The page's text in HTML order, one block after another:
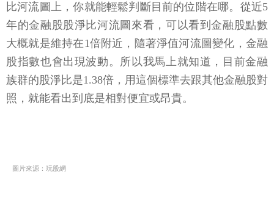
比河流圖上，你就能輕鬆判斷目前的位階在哪。從近5
年的金融股股淨比河流圖來看，可以看到金融股點數
大概就是維持在1倍附近，隨著淨值河流圖變化，金融
股指數也會出現波動。所以我馬上就知道，目前金融
族群的股淨比是1.38倍，用這個標準去跟其他金融股對
照，就能看出到底是相對便宜或昂貴。
圖片來源：玩股網